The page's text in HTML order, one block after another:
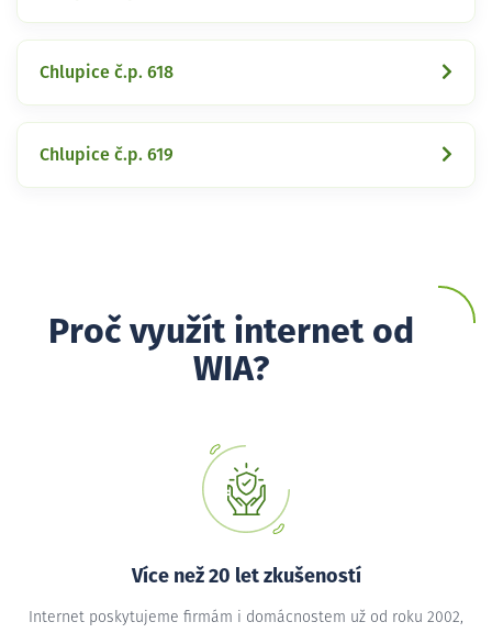
Chlupice č.p. 618
Chlupice č.p. 619
Proč využít internet od
WIA?
Více než 20 let zkušeností
Internet poskytujeme firmám i domácnostem už od roku 2002,